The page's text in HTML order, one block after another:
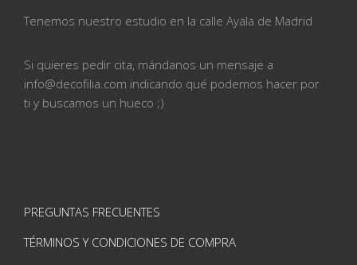
Tenemos nuestro estudio en la calle Ayala de Madrid
Si quieres pedir cita, mándanos un mensaje a
info@decofilia.com indicando qué podemos hacer por
ti y buscamos un hueco ;)
PREGUNTAS FRECUENTES
TÉRMINOS Y CONDICIONES DE COMPRA